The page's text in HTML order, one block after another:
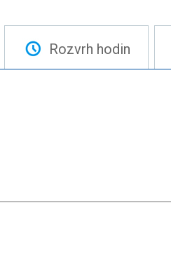
Rozvrh hodin